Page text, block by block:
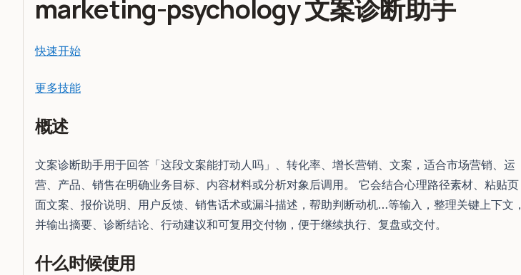
marketing-psychology 文案诊断助手
快速开始
更多技能
概述
文案诊断助手用于回答「这段文案能打动人吗」、转化率、增长营销、文案，适合市场营销、运
营、产品、销售在明确业务目标、内容材料或分析对象后调用。 它会结合心理路径素材、粘贴页
面文案、报价说明、用户反馈、销售话术或漏斗描述，帮助判断动机…等输入，整理关键上下文，
并输出摘要、诊断结论、行动建议和可复用交付物，便于继续执行、复盘或交付。
什么时候使用